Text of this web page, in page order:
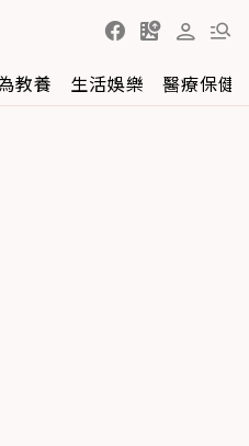
教養 生活娛樂 醫療保健